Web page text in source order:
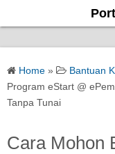
k
Home » Bantuan
Program eStart @
Tanpa Tunai
Cara Mohon